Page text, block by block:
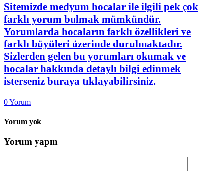
Sitemizde medyum hocalar ile ilgili pek çok
farklı yorum bulmak mümkündür.
Yorumlarda hocaların farklı özellikleri ve
farklı büyüleri üzerinde durulmaktadır.
Sizlerden gelen bu yorumları okumak ve
hocalar hakkında detaylı bilgi edinmek
isterseniz buraya tıklayabilirsiniz.
0Yorum
Yorum yok
Yorum yapın